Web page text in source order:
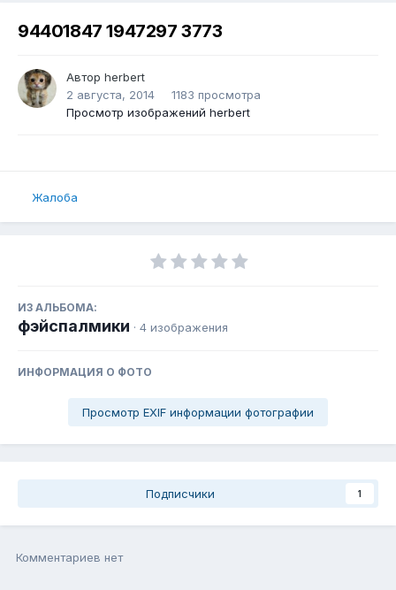
94401847 1947297 3773
Автор herbert
2 августа, 2014
1183 просмотра
Просмотр изображений herbert
Жалоба
ИЗ АЛЬБОМА:
фэйспалмики · 4 изображения
ИНФОРМАЦИЯ О ФОТО
Просмотр EXIF информации фотографии
Подписчики 1
Комментариев нет